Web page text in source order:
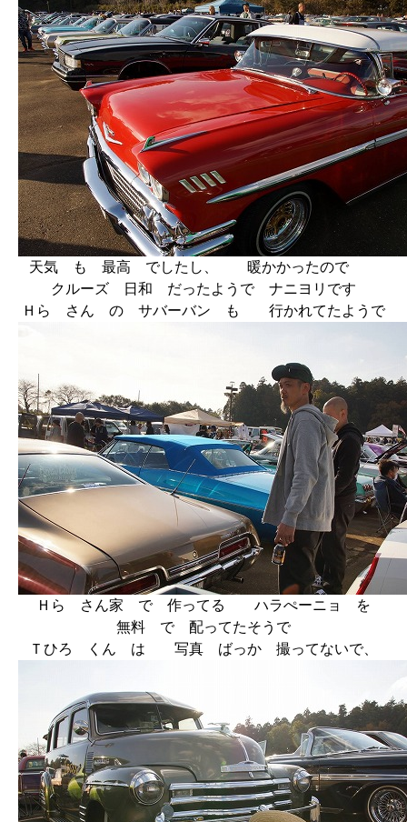
天気 も 最高 でしたし、 暖かかったので
クルーズ 日和 だったようで ナニヨリです
Ｈら さん の サバーバン も 行かれてたようで
Ｈら さん家 で 作ってる ハラぺーニョ を
無料 で 配ってたそうで
Ｔひろ くん は 写真 ばっか 撮ってないで、